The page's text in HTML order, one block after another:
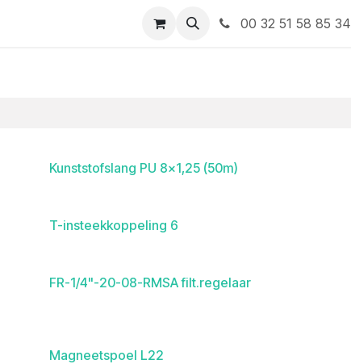
00 32 51 58 85 34
Kunststofslang PU 8x1,25 (50m)
T-insteekkoppeling 6
FR-1/4"-20-08-RMSA filt.regelaar
Magneetspoel L22